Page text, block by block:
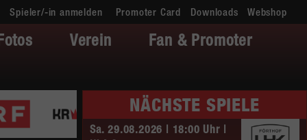
Spieler/-in anmelden Promoter Card Downloads Webshop
Verein
Fan & Promoter
NÄCHSTE SPIELE
Sa. 29.08.2026 | 18:00 Uhr |